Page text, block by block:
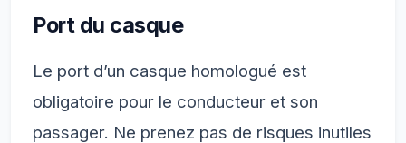
Port du casque
Le port d’un casque homologué est
obligatoire pour le conducteur et son
passager. Ne prenez pas de risques inutiles